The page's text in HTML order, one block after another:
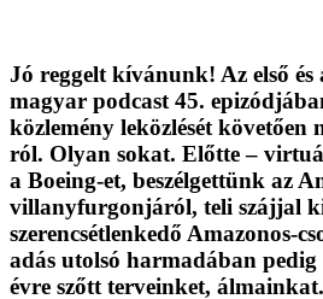
Jó reggelt kívánunk! Az első és
magyar podcast 45.
közlemény leközlését követően
ról. Olyan sokat. Előtte –
a Boeing-et, beszélgettünk az
villanyfurgonjáról, teli szájjal
szerencsétlenkedő Amazonos-
adás utolsó harmadában pedig
évre szőtt terveinket, álmainkat.